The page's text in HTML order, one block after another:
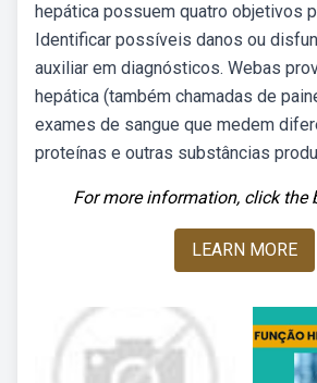
hepática possuem quatro objetivos
Identificar possíveis danos ou
auxiliar em diagnósticos. Webas
hepática (também chamadas de
exames de sangue que medem
proteínas e outras substâncias
For more information, click the
LEARN MORE